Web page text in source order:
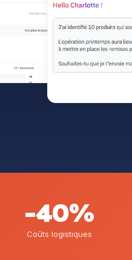
-40%
Coûts logistiques